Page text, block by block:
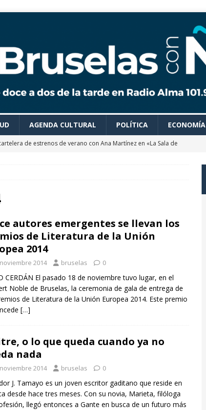
AGENDA CULTURAL POLÍTICA ECONOMÍA
de estrenos de verano con Ana Martínez en «La Sala de
Óscar Martín nos desvela las claves del próximo
CIENCIA Y SALUD
el Museo del Transporte Urbano de Bruselas con Adrián
AGENDA CULTURAL
Monnaie ocupada por 10 jóvenes trabajadores y estudiantes
autores emergentes se llevan los
de Literatura de la Unión
2014
2014 bruselas 0
CERDÁN El pasado 18 de noviembre tuvo lugar, en el
Noble de Bruselas, la ceremonia de gala de entrega de
de Literatura de la Unión Europea 2014. Este premio
[…]
o lo que queda cuando ya no
nada
2014 bruselas 0
J. Tamayo es un joven escritor gaditano que reside en
desde hace tres meses. Con su novia, Marieta, filóloga
llegó entonces a Gante en busca de un futuro más